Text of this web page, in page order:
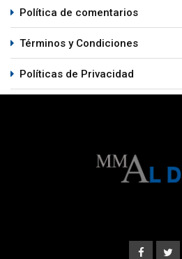
Política de comentarios
Términos y Condiciones
Políticas de Privacidad